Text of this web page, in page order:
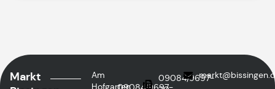
Markt
Am
Hofgarten
09084/9697-@tkram